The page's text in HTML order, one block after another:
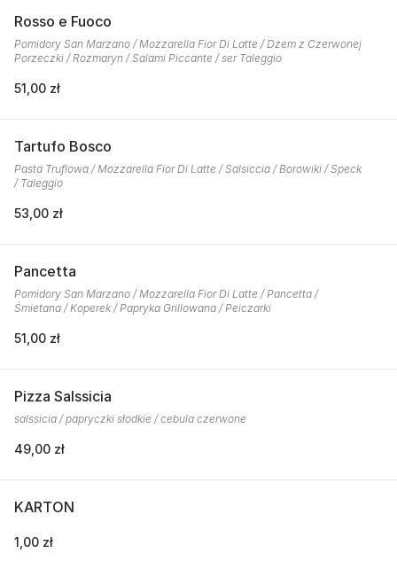
Rosso e Fuoco
Pomidory San Marzano / Mozzarella Fior Di Latte / Dżem z Czerwonej
Porzeczki / Rozmaryn / Salami Piccante / ser Taleggio
51,00 zł
Tartufo Bosco
Pasta Truflowa / Mozzarella Fior Di Latte / Salsiccia / Borowiki / Speck
/ Taleggio
53,00 zł
Pancetta
Pomidory San Marzano / Mozzarella Fior Di Latte / Pancetta /
Śmietana / Koperek / Papryka Grillowana / Peiczarki
51,00 zł
Pizza Salssicia
salssicia / papryczki słodkie / cebula czerwone
49,00 zł
KARTON
1,00 zł